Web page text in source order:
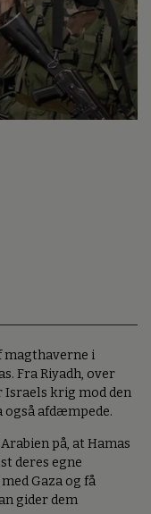
magthaverne i
Fra Riyadh, over
Israels krig mod den
afdæmpede.
på, at Hamas
deres egne
Gaza og få
gider dem